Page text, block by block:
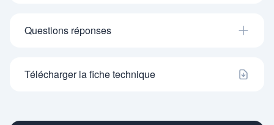
Questions réponses
Télécharger la fiche technique